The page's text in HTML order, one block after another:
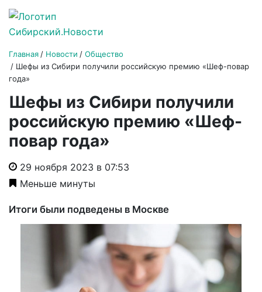
Главная Новости
Общество
Шефы из Сибири получили российскую премию «Шеф-повар
года»
Шефы из Сибири получили
российскую премию «Шеф-
повар года»
29 ноября 2023 в 07:53
Меньше минуты
Итоги были подведены в Москве